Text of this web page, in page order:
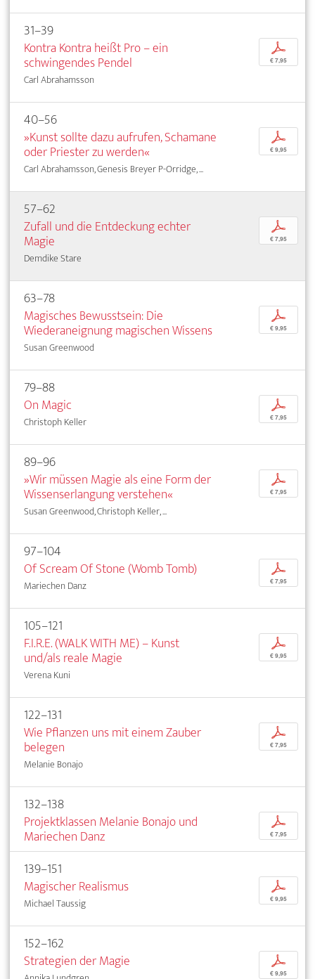
31–39
Kontra Kontra heißt Pro – ein
schwingendes Pendel
Carl Abrahamsson
p
€ 7,95
40–56
»Kunst sollte dazu aufrufen, Schamane
oder Priester zu werden«
Carl Abrahamsson, Genesis Breyer P-Orridge, ...
p
€ 9,95
57–62
Zufall und die Entdeckung echter
Magie
Demdike Stare
p
€ 7,95
63–78
Magisches Bewusstsein: Die
Wiederaneignung magischen Wissens
Susan Greenwood
p
€ 9,95
79–88
On Magic
Christoph Keller
p
€ 7,95
89–96
»Wir müssen Magie als eine Form der
Wissenserlangung verstehen«
Susan Greenwood, Christoph Keller, ...
p
€ 7,95
97–104
Of Scream Of Stone (Womb Tomb)
Mariechen Danz
p
€ 7,95
105–121
F.I.R.E. (WALK WITH ME) – Kunst
und/als reale Magie
Verena Kuni
p
€ 9,95
122–131
Wie Pflanzen uns mit einem Zauber
belegen
Melanie Bonajo
p
€ 7,95
132–138
Projektklassen Melanie Bonajo und
Mariechen Danz
p
€ 7,95
139–151
Magischer Realismus
Michael Taussig
p
€ 9,95
152–162
Strategien der Magie
p
€ 9,95